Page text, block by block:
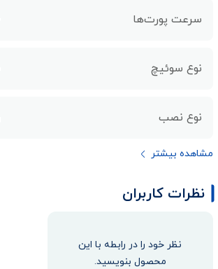
سرعت پورت‌ها
نوع سوئیچ
نوع نصب
مشاهده بیشتر
نظرات کاربران
نظر خود را در رابطه با این
محصول بنویسید.